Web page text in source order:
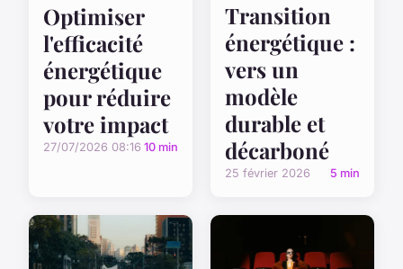
Optimiser
l'efficacité
énergétique
pour réduire
votre impact
27/07/2026 08:16 10 min
Transition
énergétique :
vers un
modèle
durable et
décarboné
25 février 2026 5 min